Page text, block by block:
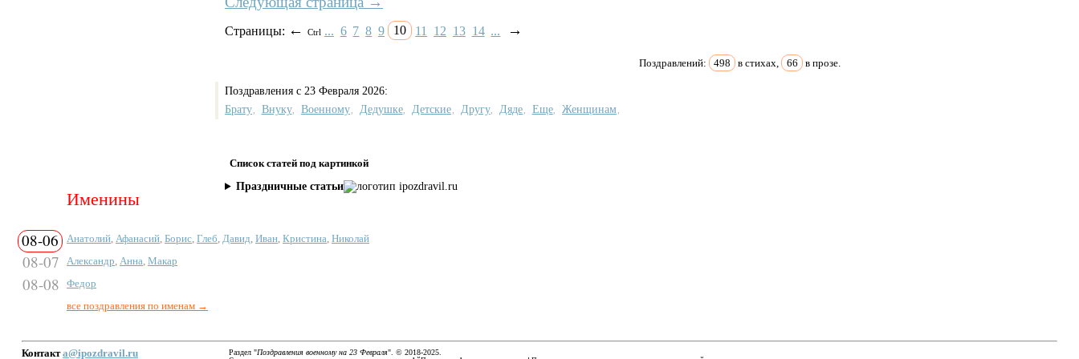
Страницы: ← Ctrl ... 6 7 8 9 10 11 12 13 14 ... →
Поздравлений: 498 в стихах, 66 в прозе.
Поздравления с 23 Февраля 2026:
Брату
Внуку Военному Дедушке Детские Другу Дяде Еще Женщинам
Список статей под картинкой
Праздничные статьи
Именины
08-06 Анатолий, Афанасий, Борис, Глеб, Давид, Иван, Кристина, Николай
08-07 Александр, Анна, Макар
08-08
Федор
все поздравления по именам →
Контактa@ipozdravil.ru Раздел "Поздравления военному на 23 Февраля". © 2018-2025.